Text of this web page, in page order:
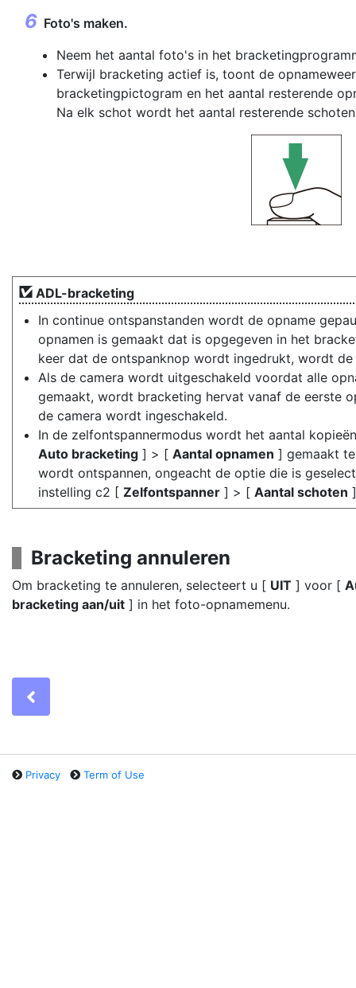
Foto's maken.
Neem het aantal foto's in het
Terwijl bracketing actief is, toont de
bracketingpictogram en het aantal resterende
Na elk schot wordt het aantal resterende
ADL-bracketing
In continue ontspanstanden wordt de opname
opnamen is gemaakt dat is opgegeven in het
keer dat de ontspanknop wordt ingedrukt, wordt de
Als de camera wordt uitgeschakeld voordat alle
gemaakt, wordt bracketing hervat vanaf de eerste
de camera wordt ingeschakeld.
In de zelfontspannermodus wordt het aantal
Auto bracketing ] > [ Aantal opnamen ] gemaakt
wordt ontspannen, ongeacht de optie die is
instelling c2 [ Zelfontspanner ] > [ Aantal schoten
Bracketing annuleren
Om bracketing te annuleren, selecteert u [ UIT ] voor [
bracketing aan/uit ] in het foto-opnamemenu.
Privacy Term of Use